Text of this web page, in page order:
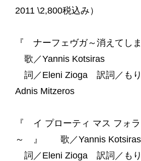
2011 \2,800税込み）
『 ナーフェヴガ～消えて
歌／Yannis Kotsiras
詞／Eleni Zioga 訳詞／も
Adnis Mitzeros
『 イ プローティ マス フォ
～ 』 歌／Yannis Kotsiras
詞／Eleni Zioga 訳詞／も